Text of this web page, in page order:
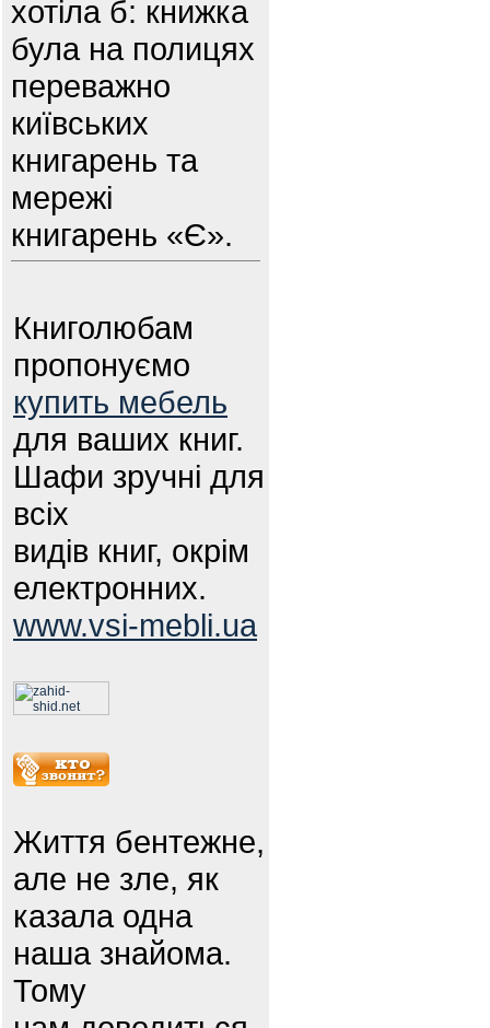
хотіла б: книжка
була на полицях
переважно
київських
книгарень та
мережі
книгарень «Є».
Книголюбам
пропонуємо
купить мебель
для ваших книг.
Шафи зручні для
всіх
видів книг, окрім
електронних.
www.vsi-mebli.ua
Життя бентежне,
але не зле, як
казала одна
наша знайома.
Тому